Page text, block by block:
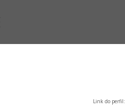
Link do perfil: